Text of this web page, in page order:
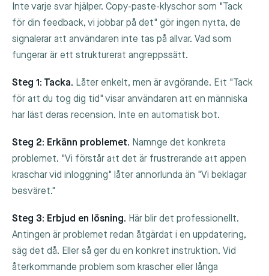
Inte varje svar hjälper. Copy-paste-klyschor som "Tack
för din feedback, vi jobbar på det" gör ingen nytta, de
signalerar att användaren inte tas på allvar. Vad som
fungerar är ett strukturerat angreppssätt.
Steg 1: Tacka. Låter enkelt, men är avgörande. Ett "Tack
för att du tog dig tid" visar användaren att en människa
har läst deras recension. Inte en automatisk bot.
Steg 2: Erkänn problemet. Namnge det konkreta
problemet. "Vi förstår att det är frustrerande att appen
kraschar vid inloggning" låter annorlunda än "Vi beklagar
besväret."
Steg 3: Erbjud en lösning. Här blir det professionellt.
Antingen är problemet redan åtgärdat i en uppdatering,
säg det då. Eller så ger du en konkret instruktion. Vid
återkommande problem som krascher eller långa